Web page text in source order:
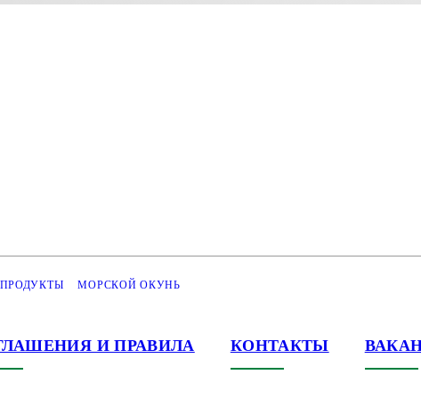
МОРСКОЙ ОКУНЬ
И ПРАВИЛА КОНТАКТЫ